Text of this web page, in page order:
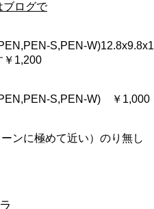
ブログで
S,PEN-
￥1,200
S,PEN-W) ￥1,000
ーンに極めて近い）のり無し